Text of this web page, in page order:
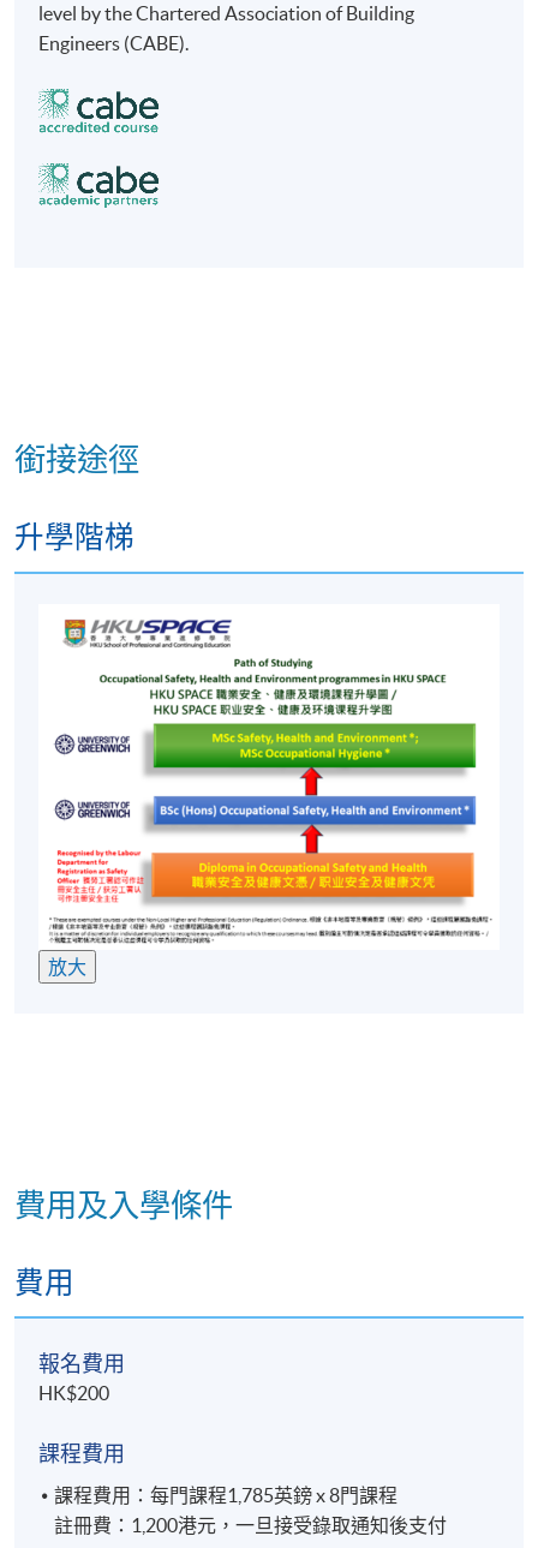
level by the Chartered Association of Building
Engineers (CABE).
銜接途徑
升學階梯
放大
費用及入學條件
費用
報名費用
HK$200
課程費用
課程費用：每門課程1,785英鎊 x 8門課程
註冊費：1,200港元，一旦接受錄取通知後支付